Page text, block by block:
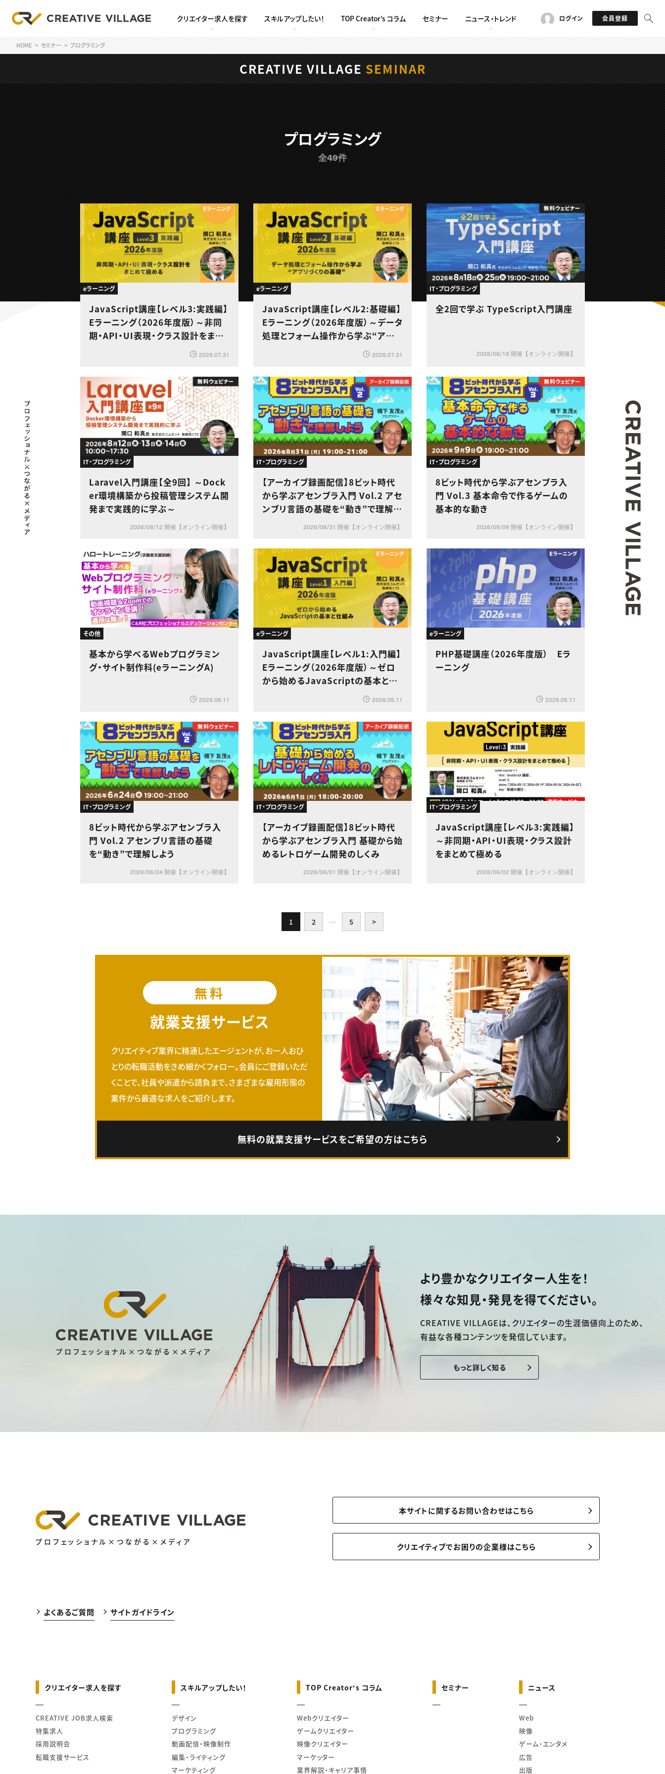
クリエイター求人を探す スキルアップしたい！ TOP Creator’s コラム セミナー ニュース・トレンド ログイン 会員登録
HOME セミナー プログラミング
CREATIVE VILLAGE SEMINAR
プロフェッショナル×つながる×メディア
プログラミング
全49件
eラーニング
JavaScript講座【レベル3:実践編】
Eラーニング（2026年度版）～非同
期・API・UI表現・クラス設計をまと
2026.07.31
eラーニング
JavaScript講座【レベル2:基礎編】
Eラーニング（2026年度版）～データ
処理とフォーム操作から学ぶ“アプリ
2026.07.31
IT・プログラミング
全2回で学ぶ TypeScript入門講座
2026/08/18 開催【オンライン開催】
IT・プログラミング
Laravel入門講座【全9回】 ～Dock
er環境構築から投稿管理システム開
発まで実践的に学ぶ～
2026/08/12 開催【オンライン開催】
IT・プログラミング
【アーカイブ録画配信】8ビット時代
から学ぶアセンブラ入門 Vol.2 アセ
ンブリ言語の基礎を“動き”で理解し
2026/08/31 開催【オンライン開催】
IT・プログラミング
8ビット時代から学ぶアセンブラ入
門 Vol.3 基本命令で作るゲームの
基本的な動き
2026/09/09 開催【オンライン開催】
その他
基本から学べるWebプログラミン
グ・サイト制作科(eラーニングA)
2026.06.11
eラーニング
JavaScript講座【レベル1:入門編】
Eラーニング（2026年度版）～ゼロ
から始めるJavaScriptの基本と仕
2026.05.11
eラーニング
PHP基礎講座（2026年度版） Eラ
ーニング
2026.05.11
IT・プログラミング
8ビット時代から学ぶアセンブラ入
門 Vol.2 アセンブリ言語の基礎
を“動き”で理解しよう
2026/06/24 開催【オンライン開催】
IT・プログラミング
【アーカイブ録画配信】8ビット時代
から学ぶアセンブラ入門 基礎から始
めるレトロゲーム開発のしくみ
2026/06/01 開催【オンライン開催】
IT・プログラミング
JavaScript講座【レベル3:実践編】
～非同期・API・UI表現・クラス設計
をまとめて極める
2026/06/02 開催【オンライン開催】
1 2 … 5 >
無料
就業支援サービス
クリエイティブ業界に精通したエージェントが、お一人おひ
とりの転職活動をきめ細かくフォロー。会員にご登録いただ
くことで、社員や派遣から請負まで、さまざまな雇用形態の
案件から最適な求人をご紹介します。
無料の就業支援サービスをご希望の方はこちら
プロフェッショナル×つながる×メディア
より豊かなクリエイター人生を！
様々な知見・発見を得てください。
CREATIVE VILLAGEは、 クリエイターの生涯価値向上のため、
有益な各種コンテンツを発信しています。
もっと詳しく知る
プロフェッショナル×つながる×メディア
本サイトに関するお問い合わせはこちら
クリエイティブでお困りの企業様はこちら
よくあるご質問 サイトガイドライン
クリエイター求人を探す
CREATIVE JOB求人検索
特集求人
採用説明会
転職支援サービス
スキルアップしたい！
デザイン
プログラミング
動画配信・映像制作
編集・ライティング
マーケティング
TOP Creator‘s コラム
Webクリエイター
ゲームクリエイター
映像クリエイター
マーケッター
業界解説・キャリア事情
セミナー ニュース
Web
映像
ゲーム・エンタメ
広告
出版